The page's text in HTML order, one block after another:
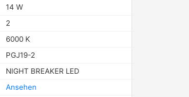
14 W
2
6000 K
PGJ19-2
NIGHT BREAKER LED
Ansehen